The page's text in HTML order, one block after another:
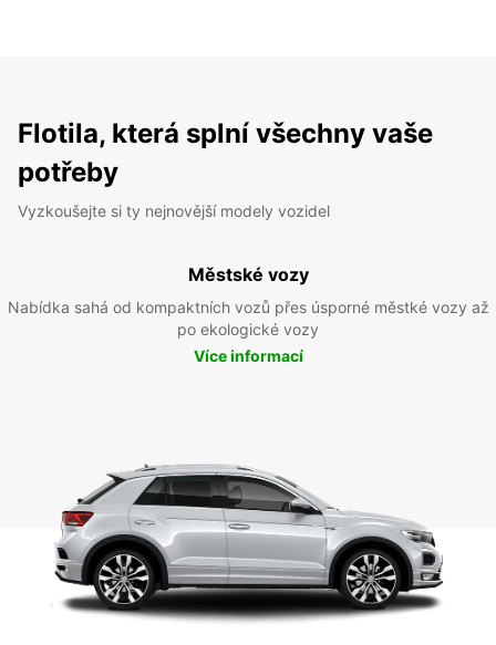
Flotila, která splní všechny vaše
potřeby
Vyzkoušejte si ty nejnovější modely vozidel
Městské vozy
Nabídka sahá od kompaktních vozů přes úsporné městké vozy až
po ekologické vozy
Více informací